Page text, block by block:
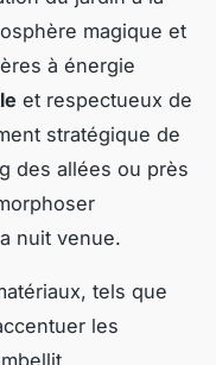
magique et
à énergie
et respectueux de
stratégique de
des allées ou près
nuit venue.
tels que
les